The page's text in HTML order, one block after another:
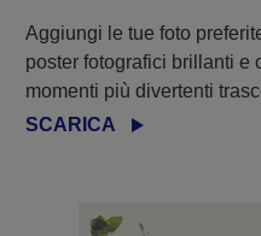
Aggiungi le tue foto
poster fotografici brillanti e
momenti più divertenti
SCARICA